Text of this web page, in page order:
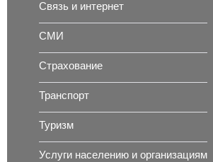
Связь и интернет
СМИ
Страхование
Транспорт
Туризм
Услуги населению и организациям